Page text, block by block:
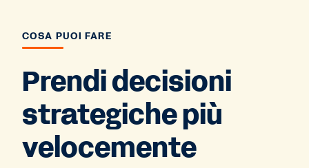
COSA PUOI FARE
Prendi decisioni
strategiche più
velocemente